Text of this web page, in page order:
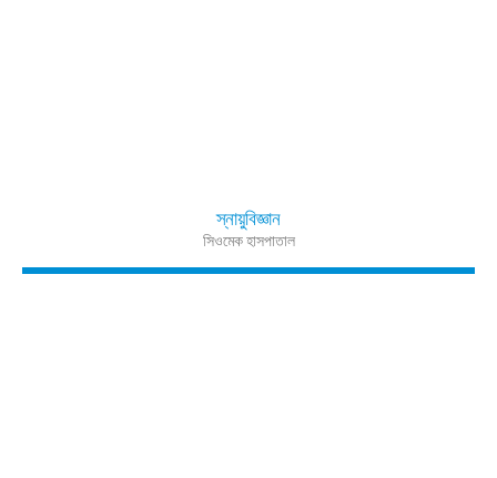
স্নায়ুবিজ্ঞান
সিওমেক হাসপাতাল